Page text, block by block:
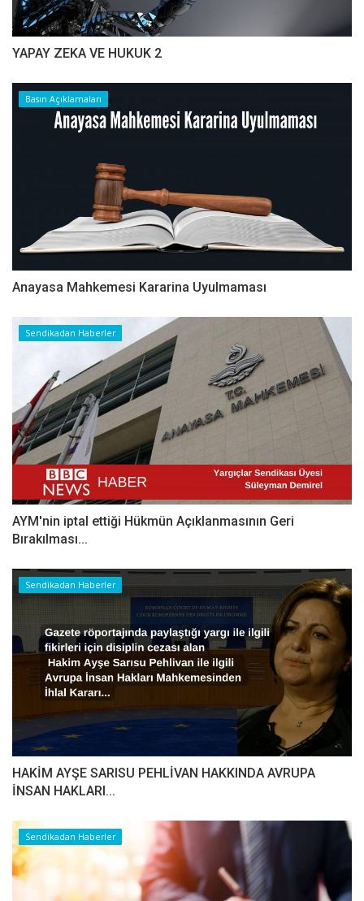
YAPAY ZEKA VE HUKUK 2
Basın Açıklamaları
Anayasa Mahkemesi Kararina Uyulmaması
Sendikadan Haberler
AYM'nin iptal ettiği Hükmün Açıklanmasının Geri
Bırakılması...
Sendikadan Haberler
HAKİM AYŞE SARISU PEHLİVAN HAKKINDA AVRUPA
İNSAN HAKLARI...
Sendikadan Haberler